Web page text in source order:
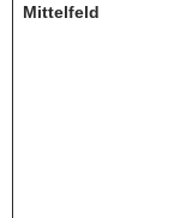
Mittelfeld